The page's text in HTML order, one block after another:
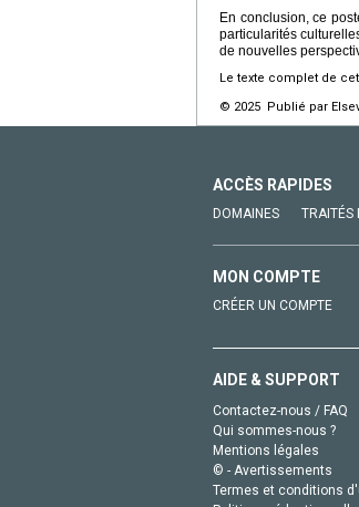
En conclusion, ce
particularités
de nouvelles
Le texte complet de
© 2025 Publié par
ACCÈS RAPIDES
DOMAINES TRAITÉS
MON COMPTE
CRÉER UN COMPTE
AIDE & SUPPORT
Contactez-nous / FAQ
Qui sommes-nous ?
Mentions légales
© - Avertissements
Termes et conditions